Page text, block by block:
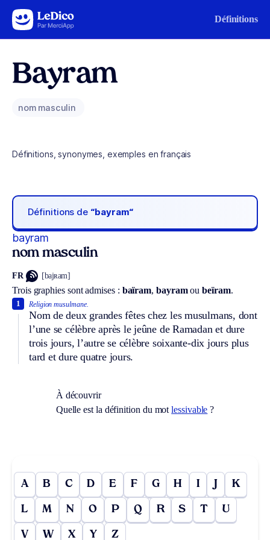
Aller au contenu Définitions
Bayram
nom masculin
Définitions, synonymes, exemples en français
Définitions de “bayram“
bayram
nom masculin
FR [bajʀam]
Trois graphies sont admises : baïram, bayramoubeïram.
Religion musulmane.
Nom de deux grandes fêtes chez les musulmans, dont
l’une se célèbre après le jeûne de Ramadan et dure
trois jours, l’autre se célèbre soixante-dix jours plus
tard et dure quatre jours.
1
À découvrir
Quelle est la définition du motlessivable ?
A B C D E F G H I J K
L M N O P Q R S T U
V W X Y Z